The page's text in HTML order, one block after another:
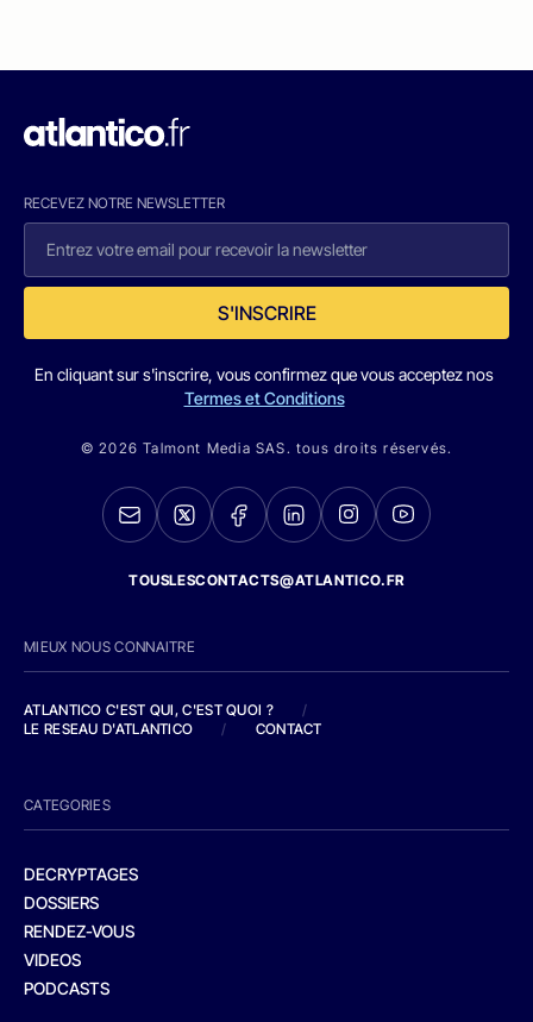
RECEVEZ NOTRE NEWSLETTER
S'INSCRIRE
En cliquant sur s'inscrire, vous confirmez que vous acceptez nos
Termes et Conditions
© 2026 Talmont Media SAS. tous droits réservés.
TOUSLESCONTACTS@ATLANTICO.FR
MIEUX NOUS CONNAITRE
ATLANTICO C'EST QUI, C'EST QUOI ?
/
LE RESEAU D'ATLANTICO
/ CONTACT
CATEGORIES
DECRYPTAGES
DOSSIERS
RENDEZ-VOUS
VIDEOS
PODCASTS